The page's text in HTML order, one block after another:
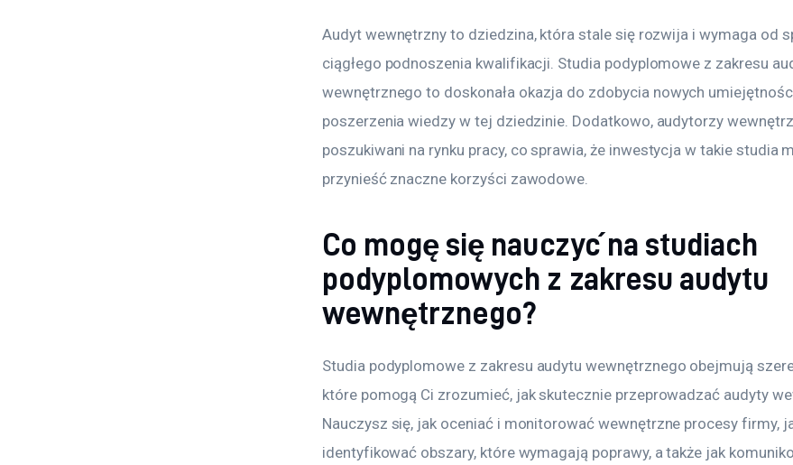
Audyt wewnętrzny to dziedzina, która stale się rozwija i wymaga od
ciągłego podnoszenia kwalifikacji. Studia podyplomowe z zakresu
wewnętrznego to doskonała okazja do zdobycia nowych
poszerzenia wiedzy w tej dziedzinie. Dodatkowo, audytorzy
poszukiwani na rynku pracy, co sprawia, że inwestycja w takie studia
przynieść znaczne korzyści zawodowe.
Co mogę się nauczyć na studiach
podyplomowych z zakresu audytu
wewnętrznego?
Studia podyplomowe z zakresu audytu wewnętrznego obejmują
które pomogą Ci zrozumieć, jak skutecznie przeprowadzać audyty
Nauczysz się, jak oceniać i monitorować wewnętrzne procesy firmy,
identyfikować obszary, które wymagają poprawy, a także jak